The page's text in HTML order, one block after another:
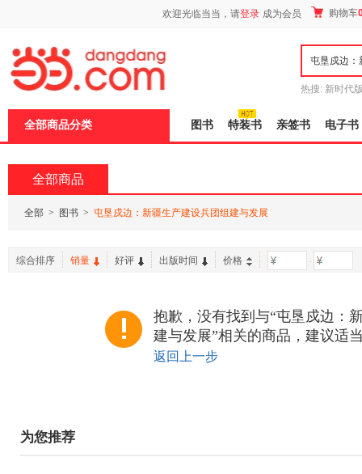
欢迎光临当当，请登录 成为会员 购物车
热搜: 新时代
全部商品分类 图书 特装书 亲签书 电子书
全部商品
全部 > 图书 > 屯垦戍边：新疆生产建设兵团组建与发展
综合排序 销量 好评 出版时间 价格 -
抱歉，没有找到与“屯垦戍边：
建与发展”相关的商品，建议适
返回上一步
为您推荐
页
加